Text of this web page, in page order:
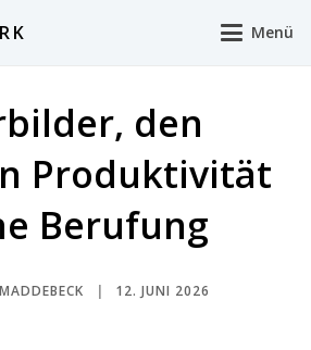
Menü
den
Produktivität
Berufung
12. JUNI 2026